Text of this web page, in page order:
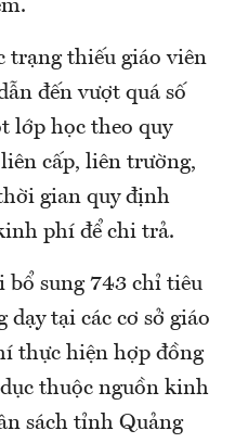
trạng thiếu giáo viên
đến vượt quá số
lớp học theo quy
cấp, liên trường,
gian quy định
phí để chi trả.
bổ sung 743 chỉ tiêu
dạy tại các cơ sở giáo
thực hiện hợp đồng
thuộc nguồn kinh
sách tỉnh Quảng